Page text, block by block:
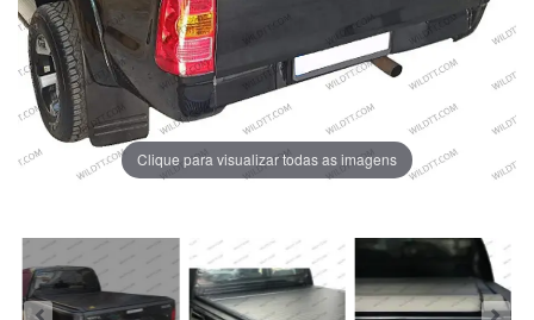
Clique para visualizar todas as imagens